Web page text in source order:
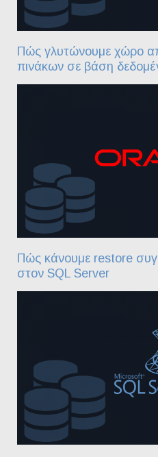
Πώς γλυτώνουμε χώρο
πινάκων σε βάση
Πώς κάνουμε restore
στον SQL Server